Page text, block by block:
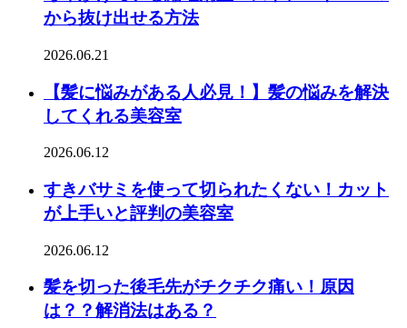
から抜け出せる方法
2026.06.21
【髪に悩みがある人必見！】髪の悩みを解決
してくれる美容室
2026.06.12
すきバサミを使って切られたくない！カット
が上手いと評判の美容室
2026.06.12
髪を切った後毛先がチクチク痛い！原因
は？？解消法はある？